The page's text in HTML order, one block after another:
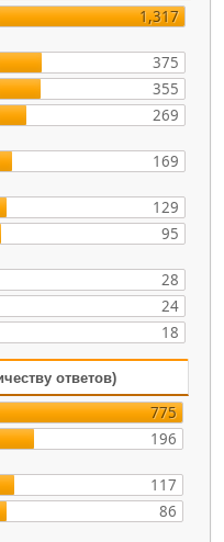
1,317
375
355
269
169
129
95
28
24
18
ответов)
775
196
117
86